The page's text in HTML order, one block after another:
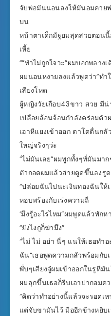
จับพ่อมันนอนลงให้มันอมควย
บน
หน้าตาเด็กมัฐยมสุดสวยตอนนี้
เหี้ย
“”ทำไม่ถูกใจวะ”ผมบอกพลาง
ผมนอนหงายลงแล้วพูดว่า”ทำ
เสียงโหด
ผู้หญิงวัยเกือบ43ขาว สวย มี
เปลือยล้อนจ้อนกำลังคร่อมตัว
เอาหีแยงเข้าออก ตาโตตื่นก
ใหญ่จริงๆว่ะ
“ไม่มันเลย”ผมพูกทั้งๆทั่มันมา
ตัวกอดผมแล้วส่ายตูดขึ้นลงรู
“ปล่อยฉันไปนะเงินทองฉันให้
หอบพร้องกับเร่งความถี่
‘มึงรู้อะไรไหม”ผมพูดแล้วพักห
“ยังไงกูก็ฆ่ามึง”
“ไม่ ไม่ อย่า นี่ๆ แนให้เธอทำ
ฉัน”เธอพูดความกลัวพร้อมกับ
พั่บๆเสียงจู๋ผมเข้าออกในรูหี
ผมลุกขึ้นเธอก็รีบเอาปากอมค
“คิดว่าทำอย่างนี้แล้วจะรอดเ
แต่จับขามันไว้ มืออีกข้างหยิบ